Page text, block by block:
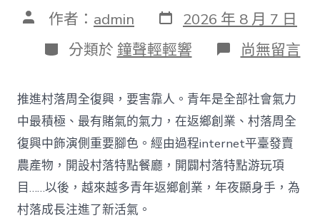
文 作者： admin 發
表
日
期
2026 年 8 月 7 日
分
類
分類於 鐘聲輕輕響 在
〈為
落
財
產
復
興
注
進
人
尚無留言
推進村落周全復興，要害靠人。青年是全部社會氣力
中最積極、最有賭氣的氣力，在返鄉創業、村落周全
復興中飾演側重要腳色。經由過程internet平臺發賣
農產物，開設村落特點餐廳，開闢村落特點游玩項
目……以後，越來越多青年返鄉創業，年夜顯身手，為
村落成長注進了新活氣。